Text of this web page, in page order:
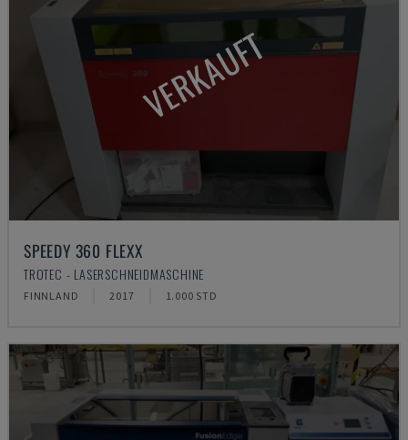
VERKAUFT
SPEEDY 360 FLEXX
TROTEC - LASERSCHNEIDMASCHINE
FINNLAND 2017 1.000 STD